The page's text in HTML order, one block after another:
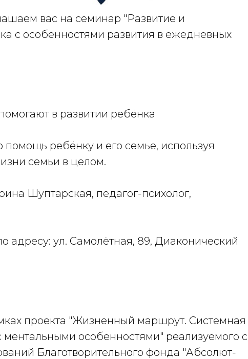
вас на семинар "Развитие и
с особенностями развития в ежедневных
в развитии ребёнка
помощь ребёнку и его семье, используя
семьи в целом.
Шуптарская, педагог-психолог,
адресу: ул. Самолётная, 89, Диаконический
проекта "Жизненный маршрут. Системная
особенностями" реализуемого с
Благотворительного фонда "Абсолют-